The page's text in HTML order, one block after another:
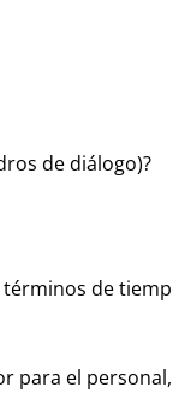
de diálogo)?
de
para el